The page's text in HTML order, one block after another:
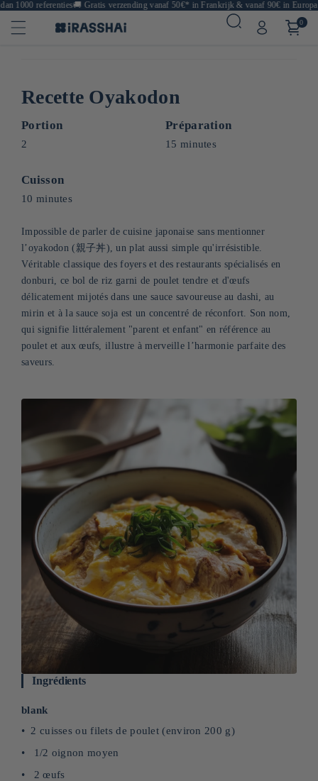
1000 referenties🚚Gratis verzending vanaf 50€* in Frankrijk & vanaf 90€ in Europa🍙
0
Recette Oyakodon
Portion
2
Préparation
15 minutes
Cuisson
10 minutes
Impossible de parler de cuisine japonaise sans mentionner
l’oyakodon (親子丼), un plat aussi simple qu'irrésistible.
Véritable classique des foyers et des restaurants spécialisés en
donburi, ce bol de riz garni de poulet tendre et d'œufs
délicatement mijotés dans une sauce savoureuse au dashi, au
mirin et à la sauce soja est un concentré de réconfort. Son nom,
qui signifie littéralement "parent et enfant" en référence au
poulet et aux œufs, illustre à merveille l’harmonie parfaite des
saveurs.
Ingrédients
blank
2 cuisses ou filets de poulet (environ 200 g)
1/2 oignon moyen
2 œufs